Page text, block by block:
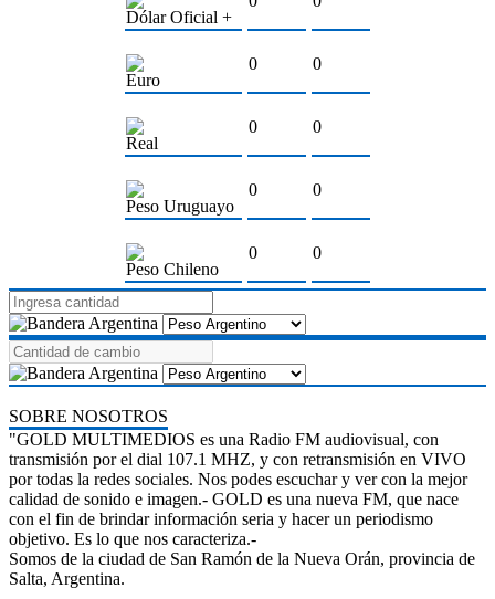
Dólar Oficial +
Euro
0 0
Real
0 0
Peso Uruguayo
0 0
Peso Chileno
0 0
SOBRE NOSOTROS
"GOLD MULTIMEDIOS es una Radio FM audiovisual, con
transmisión por el dial 107.1 MHZ, y con retransmisión en VIVO
por todas la redes sociales. Nos podes escuchar y ver con la mejor
calidad de sonido e imagen.- GOLD es una nueva FM, que nace
con el fin de brindar información seria y hacer un periodismo
objetivo. Es lo que nos caracteriza.-
Somos de la ciudad de San Ramón de la Nueva Orán, provincia de
Salta, Argentina.